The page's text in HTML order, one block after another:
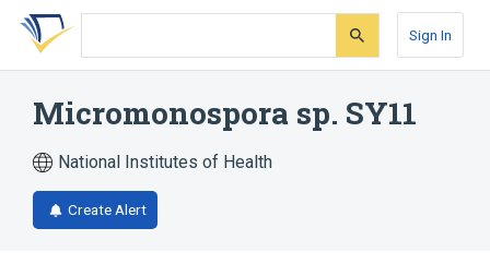
Skip
search
Skip
Skip
account
Sign In
Micromonospora sp. SY11
National Institutes of Health
Create Alert